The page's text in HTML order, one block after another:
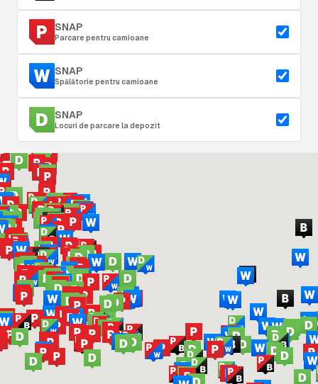
SNAP
Parcare pentru camioane
SNAP
Spălătorie pentru camioane
SNAP
Locuri de parcare la depozit